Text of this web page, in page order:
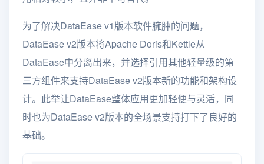
为了解决DataEase v1版本软件臃肿的问题，
DataEase v2版本将Apache Doris和Kettle从
DataEase中分离出来，并选择引用其他轻量级的第
三方组件来支持DataEase v2版本新的功能和架构设
计。此举让DataEase整体应用更加轻便与灵活，同
时也为DataEase v2版本的全场景支持打下了良好的
基础。